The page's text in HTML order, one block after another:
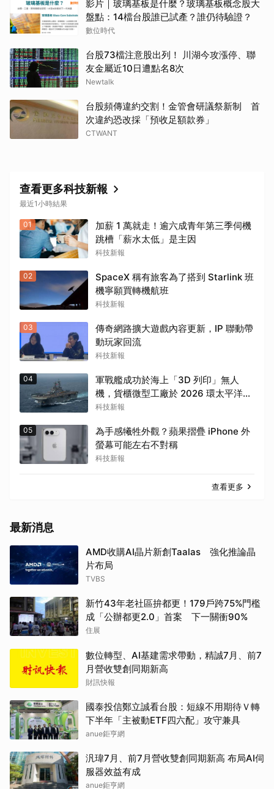
影片｜玻璃基板是什麼？玻璃基板概念股大
盤點：14檔台股誰已試產？誰仍待驗證？
數位時代
台股73檔注意股出列！ 川湖今攻漲停、聯
友金屬近10日遭點名8次
Newtalk
台股頻傳違約交割！金管會研議祭新制 首
次違約恐改採「預收足額款券」
CTWANT
查看更多科技新報
最近1小時結果
01
加薪 1 萬就走！逾六成青年第三季伺機
跳槽「薪水太低」是主因
科技新報
02
SpaceX 稱有旅客為了搭到 Starlink 班
機寧願買轉機航班
科技新報
03
傳奇網路擴大遊戲內容更新，IP 聯動帶
動玩家回流
科技新報
04
軍戰艦成功於海上「3D 列印」無人
機，貨櫃微型工廠於 2026 環太平洋軍
演首次亮相
科技新報
05
為手感犧牲外觀？蘋果摺疊 iPhone 外
螢幕可能左右不對稱
科技新報
查看更多
最新消息
AMD收購AI晶片新創Taalas 強化推論晶
片布局
TVBS
新竹43年老社區拚都更！179戶跨75%門檻
成「公辦都更2.0」首案 下一關衝90%
住展
數位轉型、AI基建需求帶動，精誠7月、前7
月營收雙創同期新高
財訊快報
國泰投信鄭立誠看台股：短線不用期待Ｖ轉
下半年「主被動ETF四六配」攻守兼具
anue鉅亨網
汎瑋7月、前7月營收雙創同期新高 布局AI伺
服器效益有成
anue鉅亨網
取消